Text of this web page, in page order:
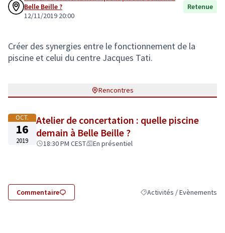
Belle Beille ?
12/11/2019 20:00
Retenue
Créer des synergies entre le fonctionnement de la
piscine et celui du centre Jacques Tati.
Rencontres
OCT.
16
2019
Atelier de concertation : quelle piscine
demain à Belle Beille ?
18:30 PM CEST En présentiel
Commentaire Filtrer les résultats de la
Activités / Evènements